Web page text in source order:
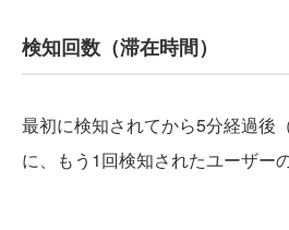
検知回数（滞在時間）
最初に検知されてから5分経過後
に、もう1回検知されたユーザー